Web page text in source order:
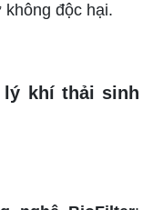
độc hại.
khí thải sinh